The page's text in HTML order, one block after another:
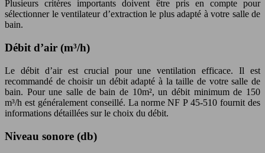
Plusieurs critères importants doivent être pris en compte pour
sélectionner le ventilateur d’extraction le plus adapté à votre salle de
bain.
Débit d’air (m³/h)
Le débit d’air est crucial pour une ventilation efficace. Il est
recommandé de choisir un débit adapté à la taille de votre salle de
bain. Pour une salle de bain de 10m², un débit minimum de 150
m³/h est généralement conseillé. La norme NF P 45-510 fournit des
informations détaillées sur le choix du débit.
Niveau sonore (db)